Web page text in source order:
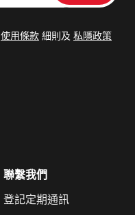
使用條款 細則及 私隱政策
聯繫我們
登記定期通訊